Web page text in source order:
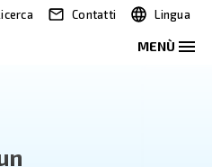
Ricerca Contatti